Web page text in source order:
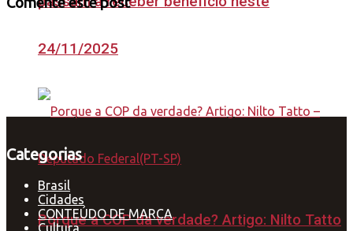
24/11/2025
Porque a COP da verdade? Artigo: Nilto Tatto
Categorias
Brasil
Cidades
CONTEÚDO DE MARCA
Cultura